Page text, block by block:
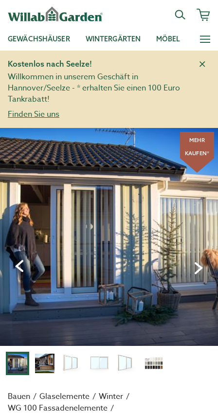
GEWÄCHSHÄUSER WINTERGÄRTEN MÖBEL
Kostenlos nach Seelze!
Willkommen in unserem Geschäft in
Hannover/Seelze - * erhalten Sie einen 100 Euro
Tankrabatt!
Finden Sie uns
MEHR
KAUFEN*
Bauen Glaselemente
Winter
WG 100 Fassadenelemente